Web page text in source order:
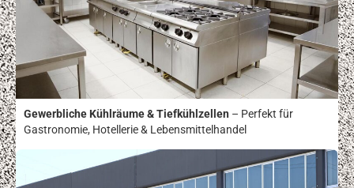
Gewerbliche Kühlräume & Tiefkühlzellen – Perfekt für
Gastronomie, Hotellerie & Lebensmittelhandel